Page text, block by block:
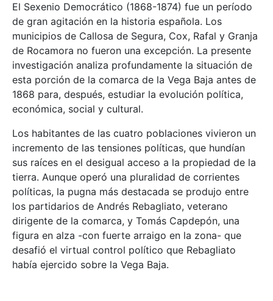
El Sexenio Democrático (1868-1874) fue un período
de gran agitación en la historia española. Los
municipios de Callosa de Segura, Cox, Rafal y Granja
de Rocamora no fueron una excepción. La presente
investigación analiza profundamente la situación de
esta porción de la comarca de la Vega Baja antes de
1868 para, después, estudiar la evolución política,
económica, social y cultural.
Los habitantes de las cuatro poblaciones vivieron un
incremento de las tensiones políticas, que hundían
sus raíces en el desigual acceso a la propiedad de la
tierra. Aunque operó una pluralidad de corrientes
políticas, la pugna más destacada se produjo entre
los partidarios de Andrés Rebagliato, veterano
dirigente de la comarca, y Tomás Capdepón, una
figura en alza -con fuerte arraigo en la zona- que
desafió el virtual control político que Rebagliato
había ejercido sobre la Vega Baja.